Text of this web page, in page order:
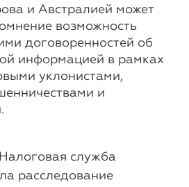
и Австралией может
возможность
договоренностей об
информацией в рамках
уклонистами,
и
служба
расследование